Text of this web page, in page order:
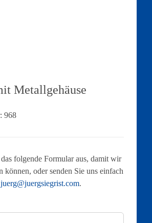
Metallgehäuse
968
folgende Formular aus, damit wir
können, oder senden Sie uns einfach
juerg@juergsiegrist.com.